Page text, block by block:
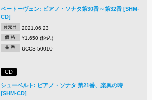
ベートーヴェン: ピアノ・ソナタ第30番～第32番 [SHM-
CD]
発売日 2021.06.23
価 格 ¥1,650 (税込)
品 番 UCCS-50010
CD
シューベルト: ピアノ・ソナタ 第21番、楽興の時
[SHM-CD]